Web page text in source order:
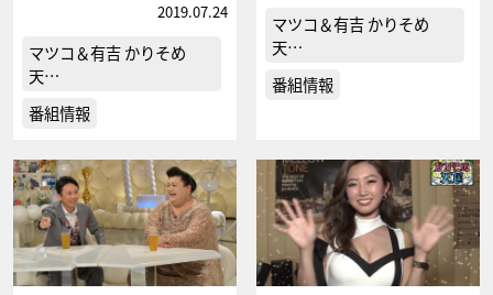
2019.07.24
マツコ＆有吉 かりそめ
天…
番組情報
マツコ＆有吉 かりそめ
天…
番組情報